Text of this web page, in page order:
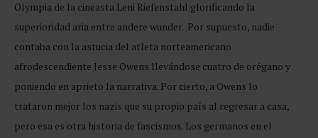
Olympia de la cineasta Leni Riefenstahl glorificando la
superioridad aria entre andere wunder. Por supuesto, nadie
contaba con la astucia del atleta norteamericano
afrodescendiente Jesse Owens llevándose cuatro de orégano y
poniendo en aprieto la narrativa. Por cierto, a Owens lo
trataron mejor los nazis que su propio país al regresar a casa,
pero esa es otra historia de fascismos. Los germanos en el